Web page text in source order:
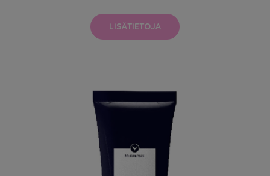
LISÄTIETOJA